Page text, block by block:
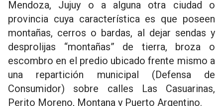
Mendoza, Jujuy o a alguna otra ciudad o
provincia cuya característica es que poseen
montañas, cerros o bardas, al dejar sendas y
desprolijas “montañas” de tierra, broza o
escombro en el predio ubicado frente mismo a
una repartición municipal (Defensa de
Consumidor) sobre calles Las Casuarinas,
Perito Moreno, Montana y Puerto Argentino.